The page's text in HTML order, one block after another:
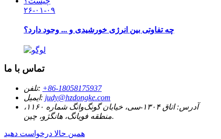
۲۶-۰۱-۰۹
چه تفاوتی بین انرژی خورشیدی و ... وجود دارد؟
تماس با ما
تلفن: ‎+86-18058175937‎
ایمیل: judy@hzdongke.com
آدرس:
اتاق ۱۳۰۴-سی، خیابان گونگ‌وانگ شماره ۱۱۶۰،
منطقه فویانگ، هانگژو، چین.
همین حالا درخواست دهید